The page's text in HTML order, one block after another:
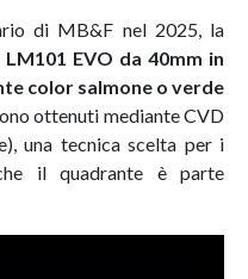
di MB&F nel 2025, la
LM101 EVO da 40mm in
color salmone o verde
ottenuti mediante CVD
una tecnica scelta per i
il quadrante è parte